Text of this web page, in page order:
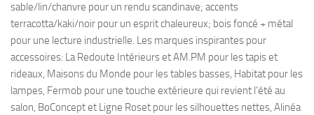
sable/lin/chanvre pour un rendu scandinave; accents
terracotta/kaki/noir pour un esprit chaleureux; bois foncé + métal
pour une lecture industrielle. Les marques inspirantes pour
accessoires: La Redoute Intérieurs et AM.PM pour les tapis et
rideaux, Maisons du Monde pour les tables basses, Habitat pour les
lampes, Fermob pour une touche extérieure qui revient l’été au
salon, BoConcept et Ligne Roset pour les silhouettes nettes, Alinéa